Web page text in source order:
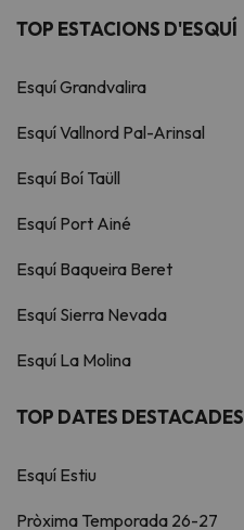
TOP ESTACIONS D'ESQUÍ
Esquí Grandvalira
Esquí Vallnord Pal-Arinsal
Esquí Boí Taüll
Esquí Port Ainé
Esquí Baqueira Beret
Esquí Sierra Nevada
Esquí La Molina
TOP DATES DESTACADES
Esquí Estiu
Pròxima Temporada 26-27